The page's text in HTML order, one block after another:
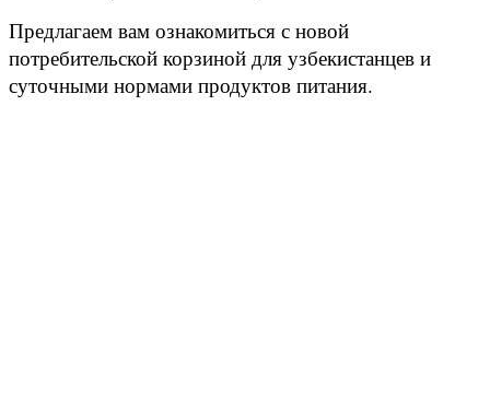
Предлагаем вам ознакомиться с новой
потребительской корзиной для узбекистанцев и
суточными нормами продуктов питания.